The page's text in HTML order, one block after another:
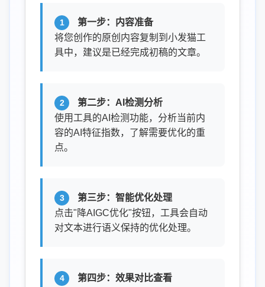
第一步：内容准备
将您创作的原创内容复制到小发猫工
具中，建议是已经完成初稿的文章。
第二步：AI检测分析
使用工具的AI检测功能，分析当前内
容的AI特征指数，了解需要优化的重
点。
第三步：智能优化处理
点击"降AIGC优化"按钮，工具会自动
对文本进行语义保持的优化处理。
第四步：效果对比查看